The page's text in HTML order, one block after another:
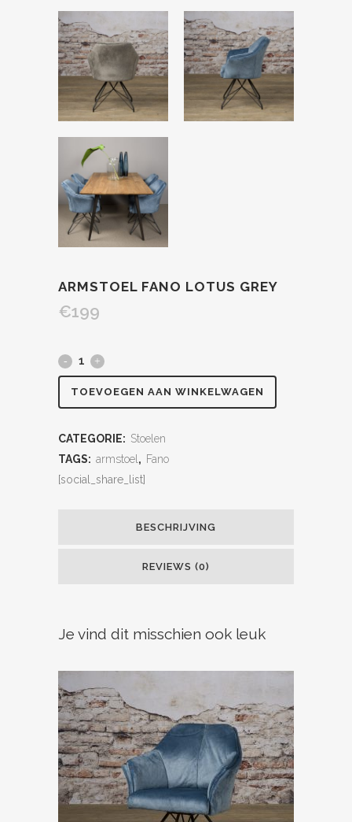
ARMSTOEL FANO LOTUS GREY
€199
TOEVOEGEN AAN WINKELWAGEN
CATEGORIE: Stoelen
TAGS: armstoel , Fano
[social_share_list]
BESCHRIJVING
REVIEWS (0)
Je vind dit misschien ook leuk